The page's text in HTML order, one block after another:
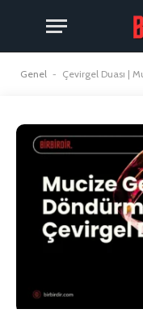
Genel - Çevirgel Duası |